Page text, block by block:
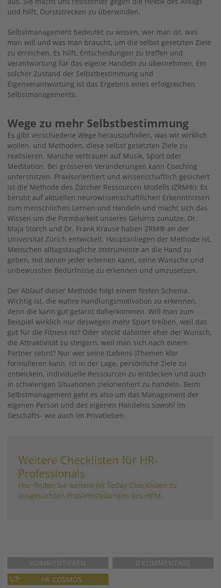
und hilft, Durststrecken zu überwinden.
Selbstmanagement bedeutet zu wissen, wer man ist, was
man will und was man braucht, um die selbst gesetzten Ziele
zu erreichen. Es hilft, Entscheidungen zu treffen und
Verantwortung für das eigene Handeln zu übernehmen. Ein
solcher Zustand der Selbstbestimmung und
Eigenverantwortung ist das Ergebnis eines erfolgreichen
Selbstmanagements.
Wege zu mehr Selbstbestimmung
Es gibt verschiedene Wege herauszufinden, was wir wirklich
wollen, und Methoden, diese selbst gesetzten Ziele zu
realisieren. Manche vertrauen auf Musik, Sport oder
Meditation. Bei grösseren Veränderungen kann Coaching
unterstützen. Praxisorientiert und wissenschaftlich gesichert
ist die Methode des Zürcher Ressourcen Modells (ZRM®). Es
beruht auf aktuellen neurowissenschaftlichen Erkenntnissen
zum menschlichen Lernen und Handeln und macht sich das
Wissen um die Formbarkeit unseres Gehirns zunutze. Dr.
Maja Storch und Dr. Frank Krause haben ZRM® an der
Universität Zürich entwickelt. Hauptanliegen der Methode ist,
Menschen alltagstaugliche Instrumente an die Hand zu
geben, mit denen jeder erlernen kann, seine Wünsche und
unbewussten Bedürfnisse zu erkennen und umzusetzen.
Der Ablauf dieser Methode folgt einem festen Schema.
Wichtig ist, die wahre Handlungsmotivation zu erkennen,
denn die kann gut getarnt daherkommen. Will man zum
Beispiel wirklich nur deswegen mehr Sport treiben, weil das
gut für die Fitness ist? Oder steckt dahinter eher der Wunsch,
die Attraktivität zu steigern, weil man sich nach einem
Partner sehnt? Nur wer seine (Lebens-)Themen klar
formulieren kann, ist in der Lage, persönliche Ziele zu
entwickeln, individuelle Ressourcen zu entdecken und auch
in schwierigen Situationen zielorientiert zu handeln. Beim
Selbstmanagement geht es also um das Management der
eigenen Person und des eigenen Handelns sowohl im
Geschäfts- wie auch im Privatleben.
Weitere Checklisten für HR-
Professionals
Hier finden Sie weitere HR Today-Checklisten zu
ausgesuchten Problemstellungen des HRM.
KOMMENTIEREN
0 KOMMENTARE
HR COSMOS